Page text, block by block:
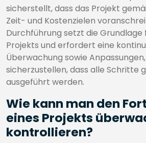
sicherstellt, dass das Projekt
Zeit- und Kostenzielen
Durchführung setzt die Grundlage
Projekts und erfordert eine
Überwachung sowie
sicherzustellen, dass alle Schritte
ausgeführt werden.
Wie kann man den
eines Projekts
kontrollieren?